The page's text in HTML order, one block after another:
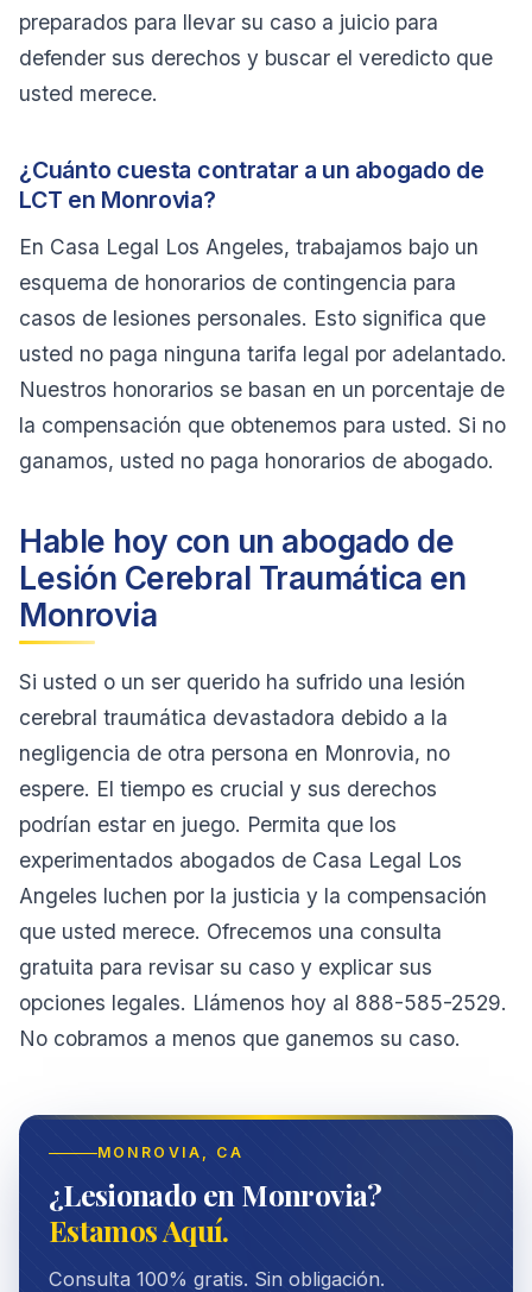
preparados para llevar su caso a juicio para
defender sus derechos y buscar el veredicto que
usted merece.
¿Cuánto cuesta contratar a un abogado de
LCT en Monrovia?
En Casa Legal Los Angeles, trabajamos bajo un
esquema de honorarios de contingencia para
casos de lesiones personales. Esto significa que
usted no paga ninguna tarifa legal por adelantado.
Nuestros honorarios se basan en un porcentaje de
la compensación que obtenemos para usted. Si no
ganamos, usted no paga honorarios de abogado.
Hable hoy con un abogado de
Lesión Cerebral Traumática en
Monrovia
Si usted o un ser querido ha sufrido una lesión
cerebral traumática devastadora debido a la
negligencia de otra persona en Monrovia, no
espere. El tiempo es crucial y sus derechos
podrían estar en juego. Permita que los
experimentados abogados de Casa Legal Los
Angeles luchen por la justicia y la compensación
que usted merece. Ofrecemos una consulta
gratuita para revisar su caso y explicar sus
opciones legales. Llámenos hoy al 888-585-2529.
No cobramos a menos que ganemos su caso.
MONROVIA , CA
¿Lesionado en Monrovia?
Estamos Aquí.
Consulta 100% gratis. Sin obligación.